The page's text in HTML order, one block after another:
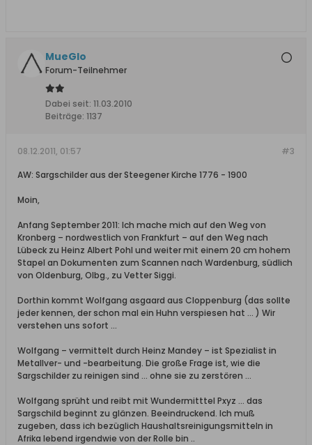
MueGlo
Forum-Teilnehmer
Dabei seit: 11.03.2010
Beiträge: 1137
#3
08.12.2011, 01:57
AW: Sargschilder aus der Steegener Kirche 1776 - 1900
Moin,
Anfang September 2011: Ich mache mich auf den Weg von
Kronberg – nordwestlich von Frankfurt – auf den Weg nach
Lübeck zu Heinz Albert Pohl und weiter mit einem 20 cm hohem
Stapel an Dokumenten zum Scannen nach Wardenburg, südlich
von Oldenburg, Olbg., zu Vetter Siggi.
Dorthin kommt Wolfgang asgaard aus Cloppenburg (das sollte
jeder kennen, der schon mal ein Huhn verspiesen hat ... ) Wir
verstehen uns sofort ...
Wolfgang – vermittelt durch Heinz Mandey – ist Spezialist in
Metallver- und -bearbeitung. Die große Frage ist, wie die
Sargschilder zu reinigen sind ... ohne sie zu zerstören ...
Wolfgang sprüht und reibt mit Wundermitttel Pxyz ... das
Sargschild beginnt zu glänzen. Beeindruckend. Ich muß
zugeben, dass ich bezüglich Haushaltsreinigungsmitteln in
Afrika lebend irgendwie von der Rolle bin ..